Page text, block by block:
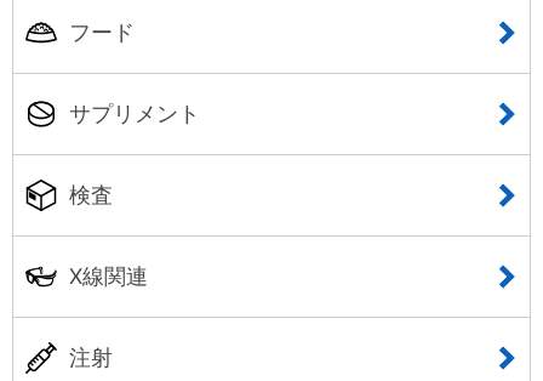
フード
サプリメント
検査
X線関連
注射